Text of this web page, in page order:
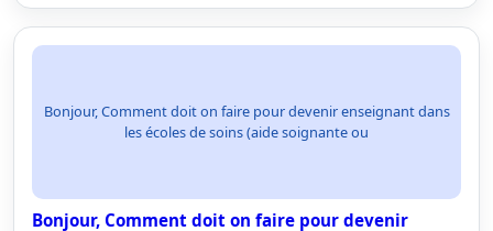
Bonjour, Comment doit on faire pour devenir enseignant dans
les écoles de soins (aide soignante ou
Bonjour, Comment doit on faire pour devenir